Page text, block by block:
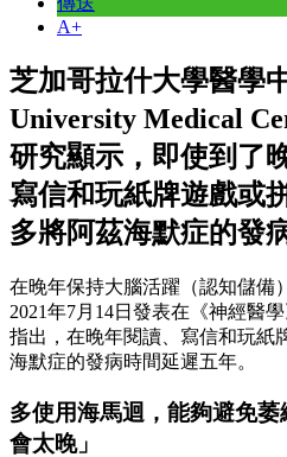
A+
芝加哥拉什大學醫學
University Medical
研究顯示，即使到了
寫信和玩紙牌遊戲或
多將阿茲海默症的發
在晚年保持大腦活躍（認知儲備
2021年7月14日發表在《神經醫
指出，在晚年閱讀、寫信和玩紙
海默症的發病時間延遲五年。
多使用海馬迴，能夠避免
會太晚」